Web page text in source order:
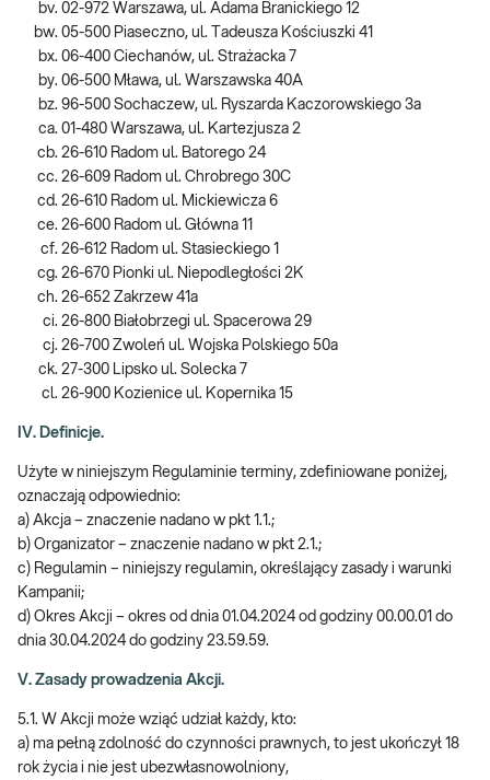
02-972 Warszawa, ul. Adama Branickiego 12
05-500 Piaseczno, ul. Tadeusza Kościuszki 41
06-400 Ciechanów, ul. Strażacka 7
06-500 Mława, ul. Warszawska 40A
96-500 Sochaczew, ul. Ryszarda Kaczorowskiego 3a
01-480 Warszawa, ul. Kartezjusza 2
26-610 Radom ul. Batorego 24
26-609 Radom ul. Chrobrego 30C
26-610 Radom ul. Mickiewicza 6
26-600 Radom ul. Główna 11
26-612 Radom ul. Stasieckiego 1
26-670 Pionki ul. Niepodległości 2K
26-652 Zakrzew 41a
26-800 Białobrzegi ul. Spacerowa 29
26-700 Zwoleń ul. Wojska Polskiego 50a
27-300 Lipsko ul. Solecka 7
26-900 Kozienice ul. Kopernika 15
IV. Definicje.
Użyte w niniejszym Regulaminie terminy, zdefiniowane poniżej,
oznaczają odpowiednio:
a) Akcja – znaczenie nadano w pkt 1.1.;
b) Organizator – znaczenie nadano w pkt 2.1.;
c) Regulamin – niniejszy regulamin, określający zasady i warunki
Kampanii;
d) Okres Akcji – okres od dnia 01.04.2024 od godziny 00.00.01 do
dnia 30.04.2024 do godziny 23.59.59.
V. Zasady prowadzenia Akcji.
5.1. W Akcji może wziąć udział każdy, kto:
a) ma pełną zdolność do czynności prawnych, to jest ukończył 18
rok życia i nie jest ubezwłasnowolniony,